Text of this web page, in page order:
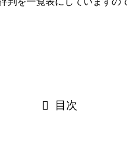
目次